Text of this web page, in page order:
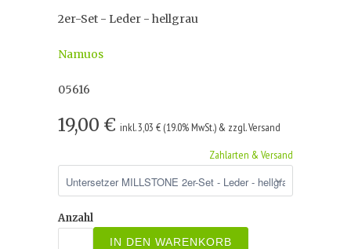
2er-Set - Leder - hellgrau
Namuos
05616
19,00 € inkl. 3,03 € (19.0% MwSt.) & zzgl. Versand
Zahlarten & Versand
Anzahl
IN DEN WARENKORB